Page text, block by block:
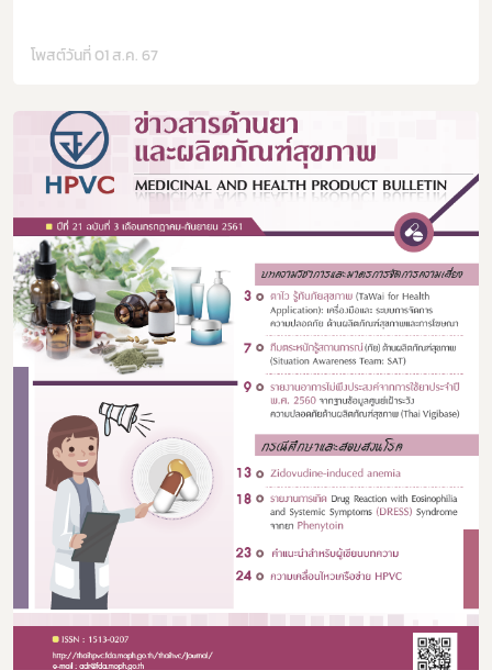
โพสต์วันที่ 01 ส.ค. 67
Subscribe
เลือกหัวข้อที่ท่านต้องการ Subscribe